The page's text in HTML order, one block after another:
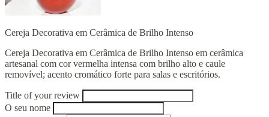
Cereja Decorativa em Cerâmica de Brilho Intenso
Cereja Decorativa em Cerâmica de Brilho Intenso em cerâmica
artesanal com cor vermelha intensa com brilho alto e caule
removível; acento cromático forte para salas e escritórios.
Title of your review
O seu nome